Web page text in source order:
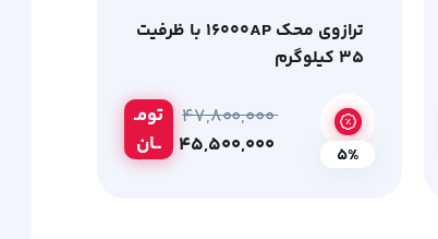
ترازوی محک 16000AP با ظرفیت
35 کیلوگرم
تومـ
ــان
۴۷,۸۰۰,۰۰۰
5%